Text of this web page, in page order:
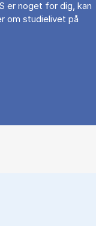
er noget for dig, kan
om studielivet på